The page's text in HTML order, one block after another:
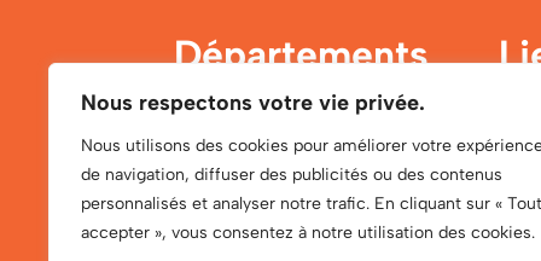
Nous respectons votre vie privée.
Nous utilisons des cookies pour améliorer votre
de navigation, diffuser des publicités ou des contenus
personnalisés et analyser notre trafic. En cliquant sur « Tout
accepter », vous consentez à notre utilisation des cookies.
Départements
Médical
Para-médicale
Pharmacie
À